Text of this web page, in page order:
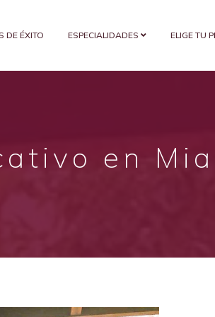
DE ÉXITO ESPECIALIDADES ELIGE TU
en